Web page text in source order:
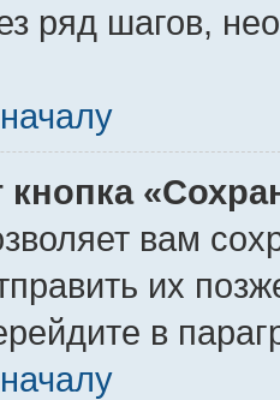
ряд шагов,
кнопка
вам
их
в